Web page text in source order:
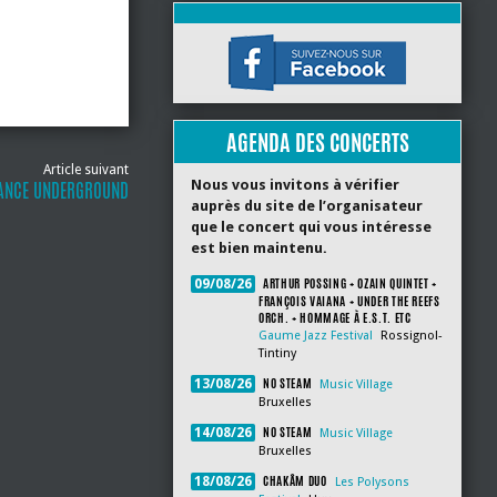
Article suivant
UNDERGROUND
AGENDA DES CONCERTS
Nous vous invitons à vérifier
auprès du site de l’organisateur
que le concert qui vous intéresse
est bien maintenu.
09/08/26
ARTHUR POSSING + OZAIN QUINTET +
FRANÇOIS VAIANA + UNDER THE REEFS
ORCH. + HOMMAGE À E.S.T. ETC
Gaume Jazz Festival
Rossignol-
Tintiny
13/08/26 NO STEAM
Music Village
Bruxelles
14/08/26 NO STEAM
Music Village
Bruxelles
18/08/26 CHAKÂM DUO
Les Polysons